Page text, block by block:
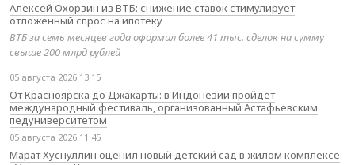
Алексей Охорзин из ВТБ: снижение ставок стимулирует
отложенный спрос на ипотеку
ВТБ за семь месяцев года оформил более 41 тыс. сделок на сумму
свыше 200 млрд рублей
05 августа 2026 13:15
От Красноярска до Джакарты: в Индонезии пройдёт
международный фестиваль, организованный Астафьевским
педуниверситетом
05 августа 2026 11:45
Марат Хуснуллин оценил новый детский сад в жилом комплексе